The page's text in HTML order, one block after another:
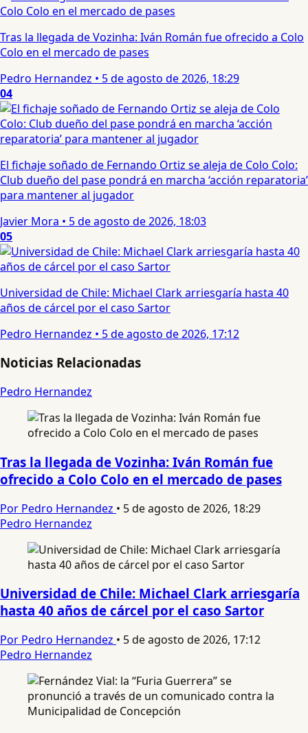
Tras la llegada de Vozinha: Iván Román fue ofrecido a Colo
Colo en el mercado de pases
Pedro Hernandez • 5 de agosto de 2026, 18:29
04
El fichaje soñado de Fernando Ortiz se aleja de Colo Colo:
Club dueño del pase pondrá en marcha ‘acción reparatoria’
para mantener al jugador
Javier Mora • 5 de agosto de 2026, 18:03
05
Universidad de Chile: Michael Clark arriesgaría hasta 40
años de cárcel por el caso Sartor
Pedro Hernandez • 5 de agosto de 2026, 17:12
Noticias Relacionadas
Pedro Hernandez
Tras la llegada de Vozinha: Iván Román fue
ofrecido a Colo Colo en el mercado de pases
Por Pedro Hernandez • 5 de agosto de 2026, 18:29
Pedro Hernandez
Universidad de Chile: Michael Clark arriesgaría
hasta 40 años de cárcel por el caso Sartor
Por Pedro Hernandez • 5 de agosto de 2026, 17:12
Pedro Hernandez